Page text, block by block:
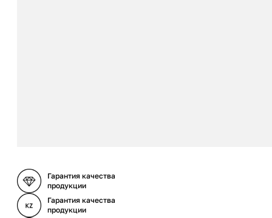
Гарантия качества
продукции
Гарантия качества
продукции